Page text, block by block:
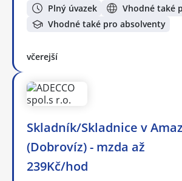
Plný úvazek
Vhodné také
Vhodné také pro absolventy
včerejší
Skladník/Skladnice v
(Dobrovíz) - mzda až
239Kč/hod